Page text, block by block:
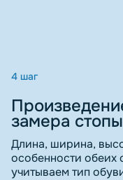
замера стопы
4 шаг
Длина, ширина,
особенности обеих
учитываем тип